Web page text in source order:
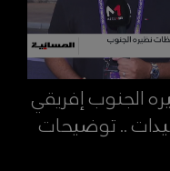
الجنوب إفريقي
.. توضيحات